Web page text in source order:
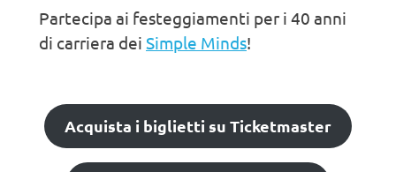
Partecipa ai festeggiamenti per i 40 anni
di carriera dei Simple Minds!
Acquista i biglietti su Ticketmaster